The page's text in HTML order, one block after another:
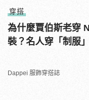
穿搭
為什麼賈伯斯老穿
裝？名人穿「制服
Dappei 服飾穿搭誌